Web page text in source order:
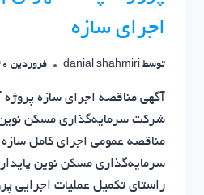
اجرای سازه
توسط danial shahmiri فروردین 20, 1404
آگهی مناقصه اجرای سازه پروژه
شرکت سرمایه‌گذاری مسکن نوین
مناقصه عمومی اجرای کامل
سرمایه‌گذاری مسکن نوین
راستای تکمیل عملیات اجرایی